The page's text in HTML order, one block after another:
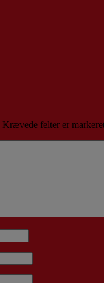
Krævede felter er